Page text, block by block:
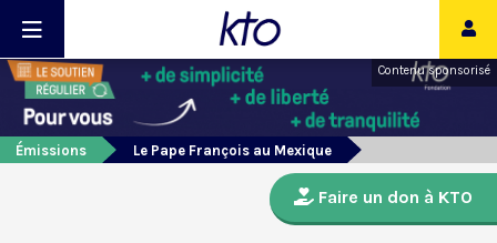
Contenu sponsorisé
Émissions Le Pape François au Mexique
Faire un don à KTO